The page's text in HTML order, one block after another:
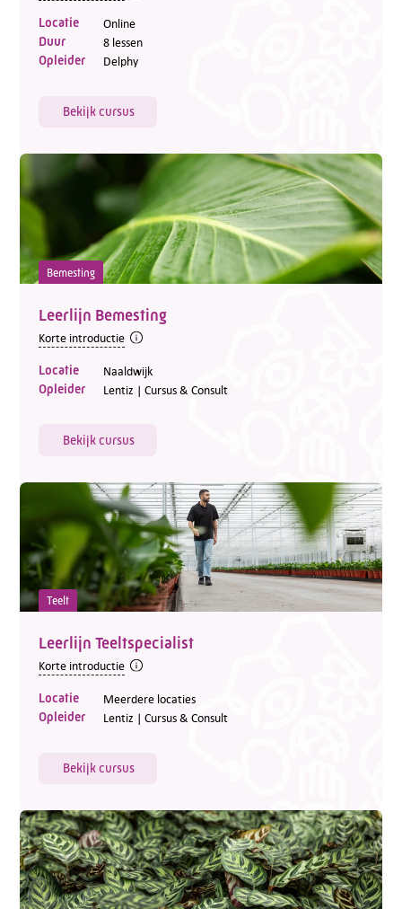
Locatie Online
Duur 8 lessen
Opleider Delphy
Bekijk cursus
Bemesting
Leerlijn Bemesting
Korte introductie
Locatie Naaldwijk
Opleider Lentiz | Cursus & Consult
Bekijk cursus
Teelt
Leerlijn Teeltspecialist
Korte introductie
Locatie Meerdere locaties
Opleider Lentiz | Cursus & Consult
Bekijk cursus